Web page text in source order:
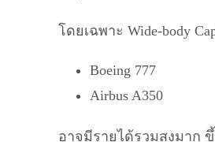
โดยเฉพาะ Wide-body
Boeing 777
Airbus A350
อาจมีรายได้รวมสูงมาก